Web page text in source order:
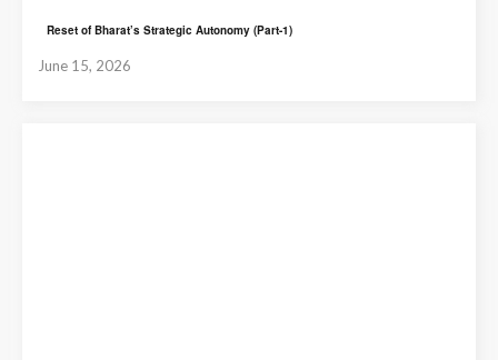
Reset of Bharat’s Strategic Autonomy (Part-1)
June 15, 2026